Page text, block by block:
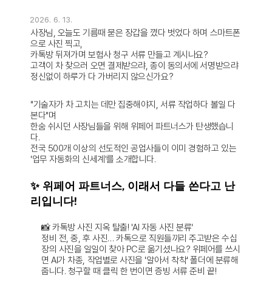
2026. 6. 13.
사장님, 오늘도 기름때 묻은 장갑을 꼈다 벗었다 하며 스마트폰
으로 사진 찍고,
카톡방 뒤져가며 보험사 청구 서류 만들고 계시나요?
고객이 차 찾으러 오면 결제받으랴, 종이 동의서에 서명받으랴
정신없이 하루가 다 가버리지 않으신가요?
"기술자가 차 고치는 데만 집중해야지, 서류 작업하다 볼일 다
본다"며
한숨 쉬시던 사장님들을 위해 위페어 파트너스가 탄생했습니
다.
전국 500개 이상의 선도적인 공업사들이 이미 경험하고 있는
'업무 자동화의 신세계'를 소개합니다.
✨ 위페어 파트너스, 이래서 다들 쓴다고 난
리입니다!
📸 카톡방 사진 지옥 탈출! 'AI 자동 사진 분류'
정비 전, 중, 후 사진… 카톡으로 직원들끼리 주고받은 수십
장의 사진을 일일이 찾아 PC로 옮기셨나요? 위페어를 쓰시
면 AI가 차종, 작업별로 사진을 '알아서 착착' 폴더에 분류해
줍니다. 청구할 때 클릭 한 번이면 증빙 서류 준비 끝!